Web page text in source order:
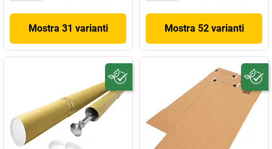
Mostra 31 varianti Mostra 52 varianti